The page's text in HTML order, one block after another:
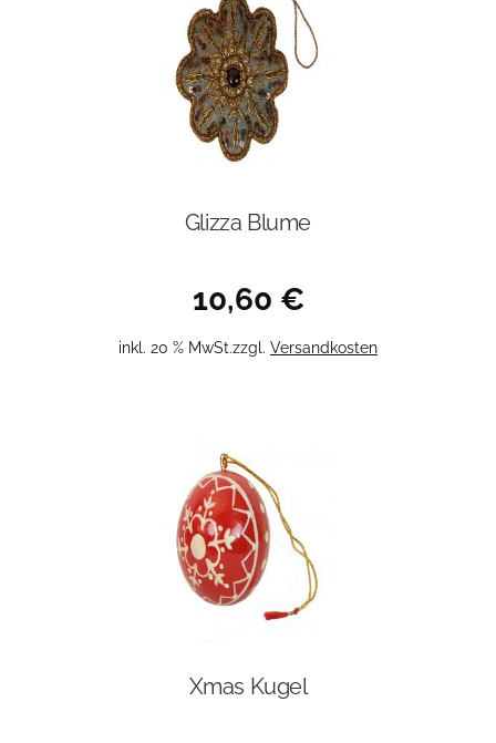
Glizza Blume
10,60 €
inkl. 20 % MwSt.zzgl. Versandkosten
Xmas Kugel